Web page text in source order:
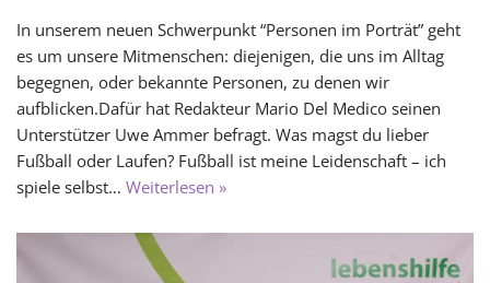
In unserem neuen Schwerpunkt “Personen im Porträt” geht
es um unsere Mitmenschen: diejenigen, die uns im Alltag
begegnen, oder bekannte Personen, zu denen wir
aufblicken.Dafür hat Redakteur Mario Del Medico seinen
Unterstützer Uwe Ammer befragt. Was magst du lieber
Fußball oder Laufen? Fußball ist meine Leidenschaft – ich
spiele selbst… Weiterlesen »